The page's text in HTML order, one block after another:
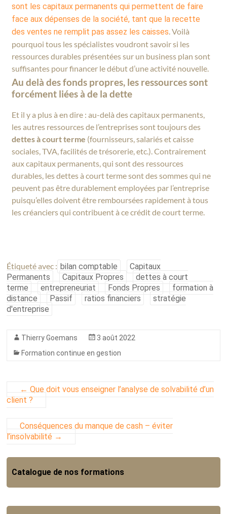
sont les capitaux permanents qui permettent de faire
face aux dépenses de la société, tant que la recette
des ventes ne remplit pas assez les caisses. Voilà
pourquoi tous les spécialistes voudront savoir si les
ressources durables présentées sur un business plan sont
suffisantes pour financer le début d’une activité nouvelle.
Au delà des fonds propres, les ressources sont
forcément liées à de la dette
Et il y a plus à en dire : au-delà des capitaux permanents,
les autres ressources de l’entreprises sont toujours des
dettes à court terme (fournisseurs, salariés et caisse
sociales, TVA, facilités de trésorerie, etc.). Contrairement
aux capitaux permanents, qui sont des ressources
durables, les dettes à court terme sont des sommes qui ne
peuvent pas être durablement employées par l’entreprise
puisqu’elles doivent être remboursées rapidement à tous
les créanciers qui contribuent à ce crédit de court terme.
Étiqueté avec : bilan comptable
Capitaux
Permanents
Capitaux Propres
dettes à court
terme
entrepreneuriat Fonds Propres
formation à
distance
Passif ratios financiers
stratégie
d'entreprise
Thierry Goemans
3 août 2022
Formation continue en gestion
← Que doit vous enseigner l’analyse de solvabilité d’un
client ?
Conséquences du manque de cash – éviter
l’insolvabilité →
Catalogue de nos formations